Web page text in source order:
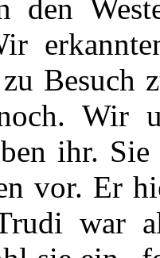
den
Besuch
Wir
ihr.
vor. Er
war